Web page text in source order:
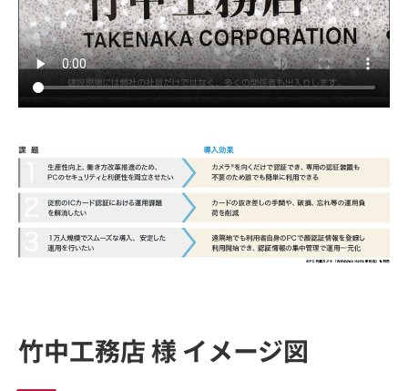
竹中工務店 様 イメージ図